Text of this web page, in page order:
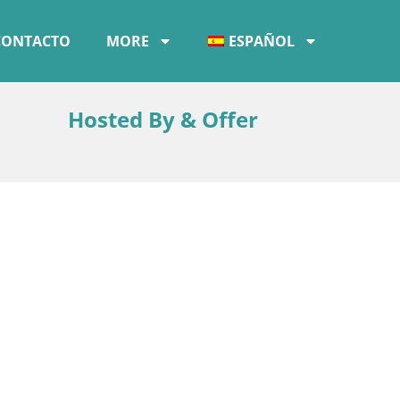
MORE ESPAÑOL
Hosted By & Offer